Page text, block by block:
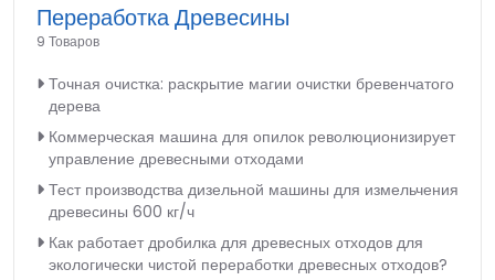
Переработка Древесины
9 Товаров
Точная очистка: раскрытие магии очистки бревенчатого
дерева
Коммерческая машина для опилок революционизирует
управление древесными отходами
Тест производства дизельной машины для измельчения
древесины 600 кг/ч
Как работает дробилка для древесных отходов для
экологически чистой переработки древесных отходов?